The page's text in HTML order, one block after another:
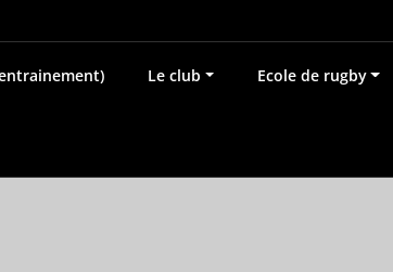
Le club Ecole de rugby